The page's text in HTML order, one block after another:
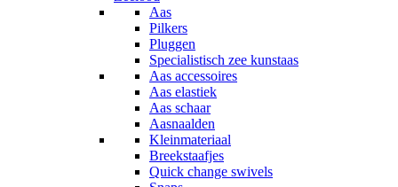
Aas
Pilkers
Pluggen
Specialistisch zee kunstaas
Aas accessoires
Aas elastiek
Aas schaar
Aasnaalden
Kleinmateriaal
Breekstaafjes
Quick change swivels